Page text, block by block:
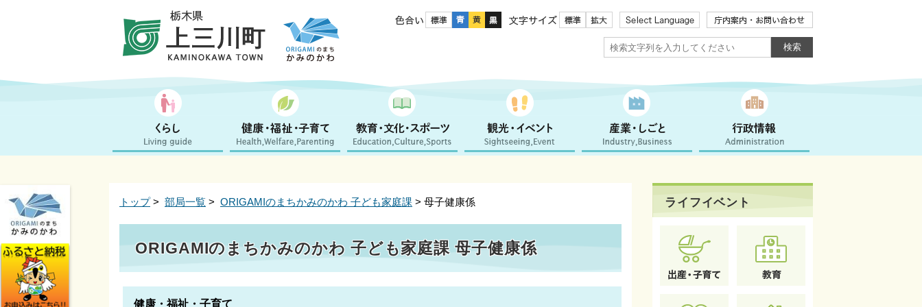
色合い 文字サイズ
トップ> 部局一覧 > ORIGAMIのまちかみのかわ 子ども家庭課 > 母子健康係
ORIGAMIのまちかみのかわ 子ども家庭課 母子健康係
健康・福祉・子育て
ライフイベント